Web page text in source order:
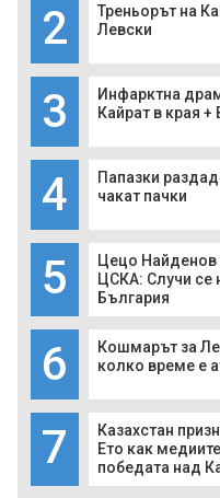
2
Треньорът на
Левски
3
Инфарктна
Кайрат в края
4
Папазки
чакат пачки
5
Цецо Найденов
ЦСКА: Случи се
България
6
Кошмарът за
колко време е
7
Казахстан
Ето как
победата над